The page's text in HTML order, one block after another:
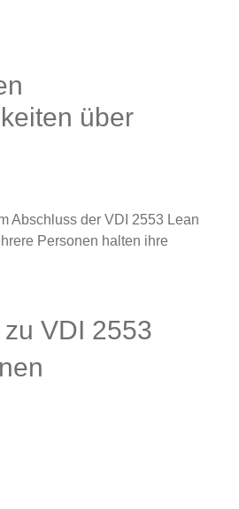
über
VDI 2553